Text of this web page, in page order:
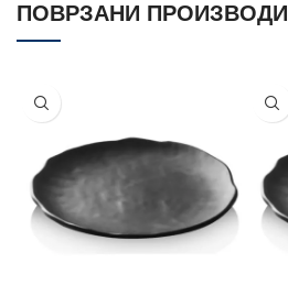
ПОВРЗАНИ ПРОИЗВОДИ